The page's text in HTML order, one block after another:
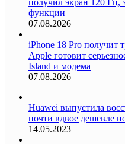
функции
07.08.2026
iPhone 18 Pro получит
Apple готовит
Island и модема
07.08.2026
Huawei выпустила
почти вдвое дешевле
14.05.2023